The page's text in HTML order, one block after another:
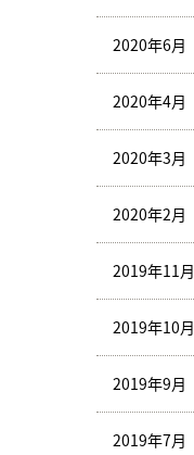
2020年6月
2020年4月
2020年3月
2020年2月
2019年11月
2019年10月
2019年9月
2019年7月